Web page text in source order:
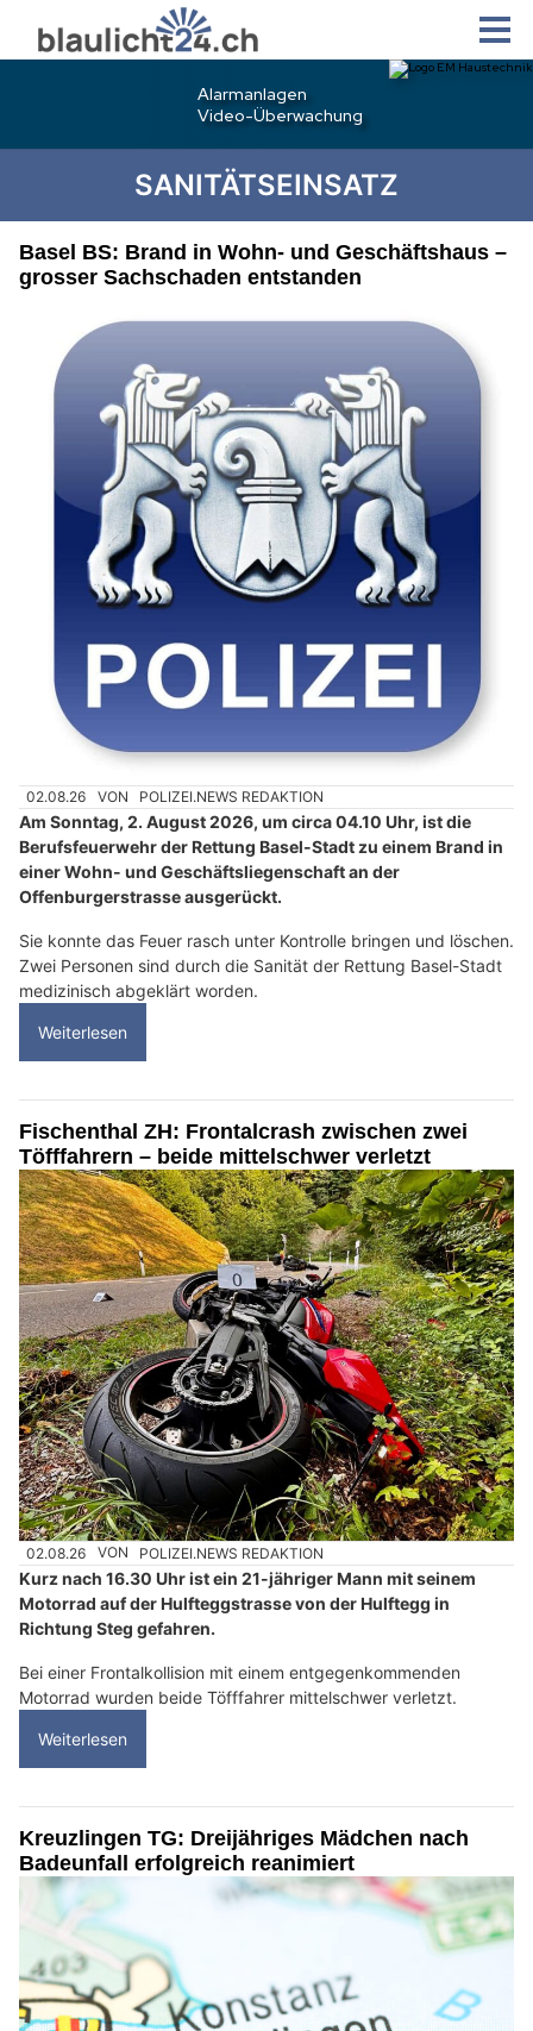
SANITÄTSEINSATZ
Basel BS: Brand in Wohn- und Geschäftshaus –
grosser Sachschaden entstanden
02.08.26 VON POLIZEI.NEWS REDAKTION
Am Sonntag, 2. August 2026, um circa 04.10 Uhr, ist die
Berufsfeuerwehr der Rettung Basel-Stadt zu einem Brand in
einer Wohn- und Geschäftsliegenschaft an der
Offenburgerstrasse ausgerückt.
Sie konnte das Feuer rasch unter Kontrolle bringen und löschen.
Zwei Personen sind durch die Sanität der Rettung Basel-Stadt
medizinisch abgeklärt worden.
Weiterlesen
Fischenthal ZH: Frontalcrash zwischen zwei
Töfffahrern – beide mittelschwer verletzt
02.08.26 VON POLIZEI.NEWS REDAKTION
Kurz nach 16.30 Uhr ist ein 21-jähriger Mann mit seinem
Motorrad auf der Hulfteggstrasse von der Hulftegg in
Richtung Steg gefahren.
Bei einer Frontalkollision mit einem entgegenkommenden
Motorrad wurden beide Töfffahrer mittelschwer verletzt.
Weiterlesen
Kreuzlingen TG: Dreijähriges Mädchen nach
Badeunfall erfolgreich reanimiert